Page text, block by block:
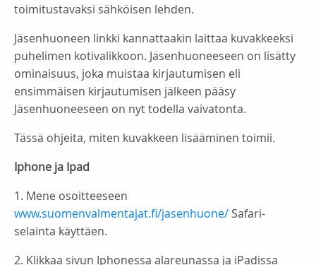
toimitustavaksi sähköisen lehden.
Jäsenhuoneen linkki kannattaakin laittaa kuvakkeeksi
puhelimen kotivalikkoon. Jäsenhuoneeseen on lisätty
ominaisuus, joka muistaa kirjautumisen eli
ensimmäisen kirjautumisen jälkeen pääsy
Jäsenhuoneeseen on nyt todella vaivatonta.
Tässä ohjeita, miten kuvakkeen lisääminen toimii.
Iphone ja Ipad
1. Mene osoitteeseen
www.suomenvalmentajat.fi/jasenhuone/Safari-
selainta käyttäen.
2. Klikkaa sivun Iphonessa alareunassa ja iPadissa